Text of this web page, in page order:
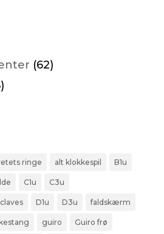
(62)
ringe alt klokkespil B1u
C1u C3u
claves D1u D3u faldskærm
guiro Guiro frø